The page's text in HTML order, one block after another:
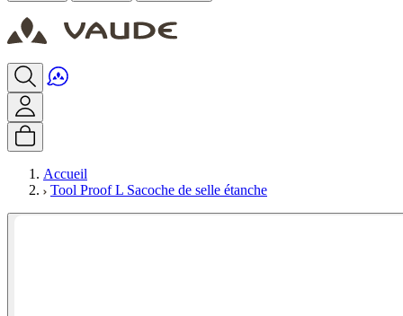
Accueil
Tool Proof L Sacoche de selle étanche